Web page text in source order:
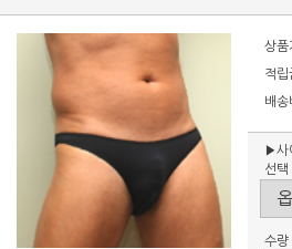
상품
적립
배송
▶사
선택
수량